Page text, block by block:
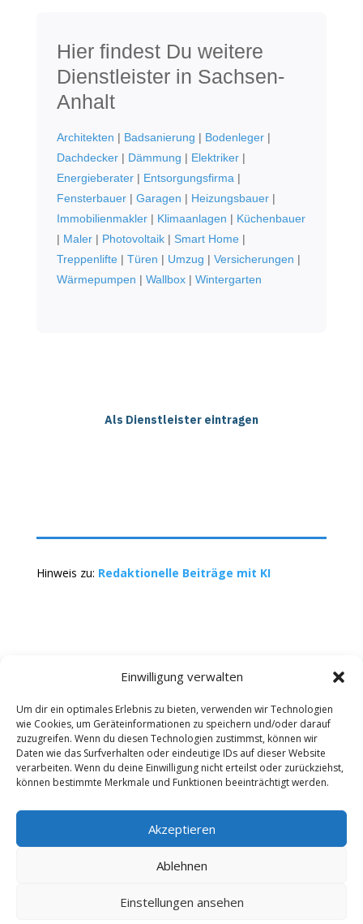
Einwilligung verwalten
Um dir ein optimales Erlebnis zu bieten, verwenden wir Technologien
wie Cookies, um Geräteinformationen zu speichern und/oder darauf
zuzugreifen. Wenn du diesen Technologien zustimmst, können wir
Daten wie das Surfverhalten oder eindeutige IDs auf dieser Website
verarbeiten. Wenn du deine Einwilligung nicht erteilst oder zurückziehst,
können bestimmte Merkmale und Funktionen beeinträchtigt werden.
Akzeptieren
Ablehnen
Einstellungen ansehen
Hier findest Du weitere
Dienstleister in Sachsen-
Anhalt
Architekten | Badsanierung | Bodenleger|
Dachdecker| Dämmung | Elektriker|
Energieberater| Entsorgungsfirma |
Fensterbauer| Garagen | Heizungsbauer|
Immobilienmakler| Klimaanlagen | Küchenbauer
| Maler| Photovoltaik| Smart Home|
Treppenlifte| Türen | Umzug | Versicherungen |
Wärmepumpen | Wallbox| Wintergarten
Als Dienstleister eintragen
Hinweis zu: Redaktionelle Beiträge mit KI
Kontakt Impressum
Datenschutz
Werbung buchen
AGB
Copyright 2025-2026 | Web24 Consulting AVO UG |
Alle Rechte vorbehalten *Werbehinweis: Die ist ein
Portal mit Infos zu Dienstleistern und Fachbetrieben
sowie einem Anbieterverzeichnis. Wenn Sie bei den
Werbepartnern ein Angebot anfordern oder etwas
jeweiligen Dienstleister. Redaktionelle Einträge wurden